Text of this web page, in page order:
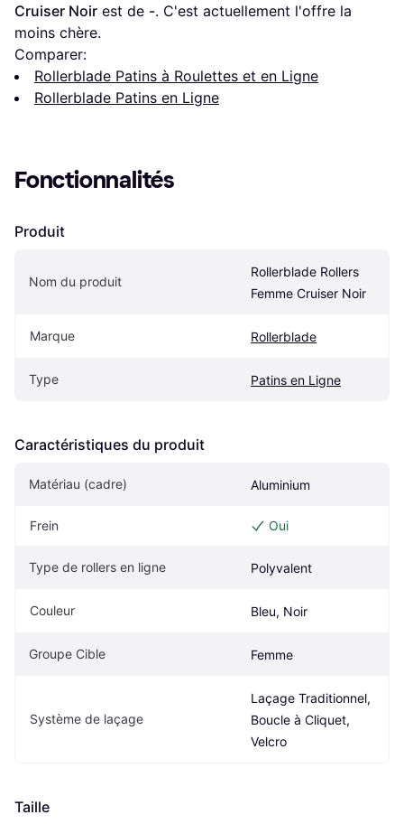
Cruiser Noir est de -. C'est actuellement l'offre la
moins chère.
Comparer:
Rollerblade Patins à Roulettes et en Ligne
Rollerblade Patins en Ligne
Fonctionnalités
Produit
Nom du produit
Rollerblade Rollers
Femme Cruiser Noir
Marque Rollerblade
Type Patins en Ligne
Caractéristiques du produit
Matériau (cadre) Aluminium
Frein Oui
Type de rollers en ligne Polyvalent
Couleur Bleu, Noir
Groupe Cible Femme
Système de laçage
Laçage Traditionnel,
Boucle à Cliquet,
Velcro
Taille